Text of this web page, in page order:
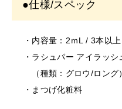
を中止し、専門医にご相
す。そのまま使用を続け
す。
＜保存/保管/期限について
・乳幼児の手の届かない
・極端に高温又は低温の
●仕様/スペック
・内容量：2ｍL / 3本以上
・ラシュパー アイラッシ
（種類：グロウ/ロング）
・まつげ化粧料